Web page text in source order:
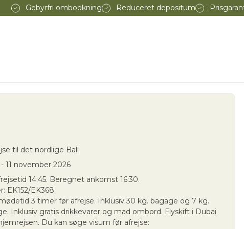
Gebyrfri ombookning Reduceret depositum
til det nordlige Bali
11 november 2026
14:45. Beregnet ankomst 16:30.
EK152/EK368.
3 timer før afrejse. Inklusiv 30 kg. bagage og 7 kg.
Inklusiv gratis drikkevarer og mad ombord. Flyskift i Dubai
Du kan søge visum før afrejse: